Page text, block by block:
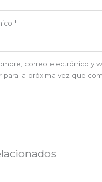
*
correo electrónico y
para la próxima vez que